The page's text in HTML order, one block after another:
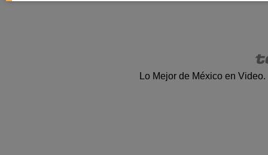
Lo Mejor de México en